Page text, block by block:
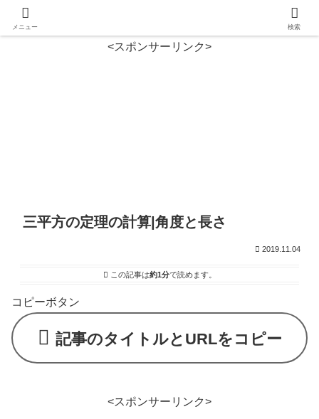
<スポンサーリンク>
三平方の定理の計算|角度と長さ
2019.11.04
この記事は約1分で読めます。
コピーボタン
記事のタイトルとURLをコピー
<スポンサーリンク>
メニュー 検索